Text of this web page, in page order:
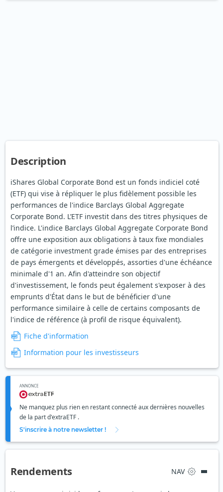
Description
iShares Global Corporate Bond est un fonds indiciel coté
(ETF) qui vise à répliquer le plus fidèlement possible les
performances de l'indice Barclays Global Aggregate
Corporate Bond. L’ETF investit dans des titres physiques de
l’indice. L'indice Barclays Global Aggregate Corporate Bond
offre une exposition aux obligations à taux fixe mondiales
de catégorie investment grade émises par des entreprises
de pays émergents et développés, assorties d'une échéance
minimale d'1 an. Afin d'atteindre son objectif
d'investissement, le fonds peut également s'exposer à des
emprunts d'État dans le but de bénéficier d'une
performance similaire à celle de certains composants de
l'indice de référence (à profil de risque équivalent).
Fiche d'information
Information pour les investisseurs
ANNONCE
Ne manquez plus rien en restant connecté aux dernières nouvelles
de la part d'extraETF .
S'inscrire à notre newsletter !
Rendements NAV